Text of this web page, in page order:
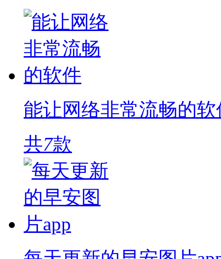
能让网络非常流畅的软
共7款